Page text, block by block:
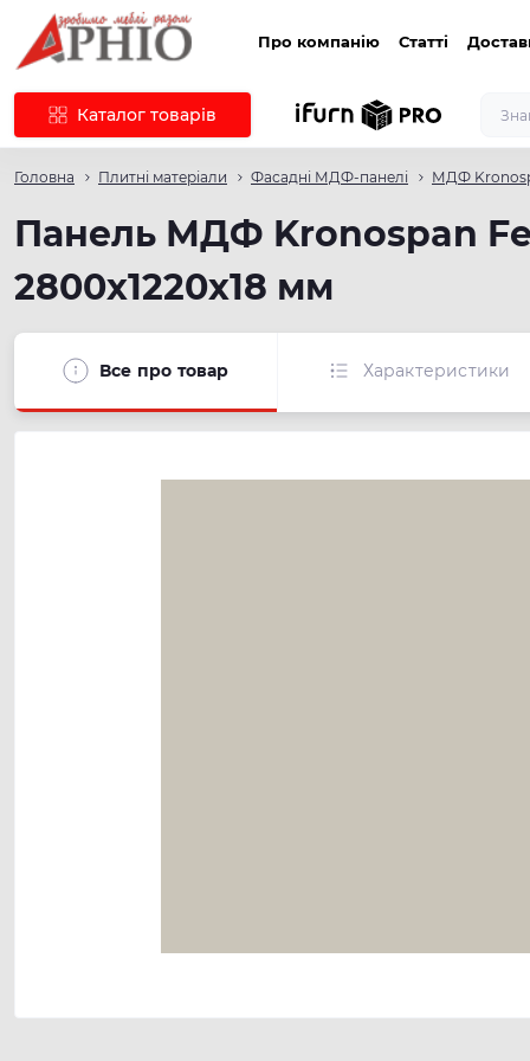
Про компанію Статті
Каталог товарів
Головна Плитні матеріали Фасадні МДФ-панелі МДФ
Панель МДФ Kronospan
2800х1220х18 мм
Все про товар Характеристики